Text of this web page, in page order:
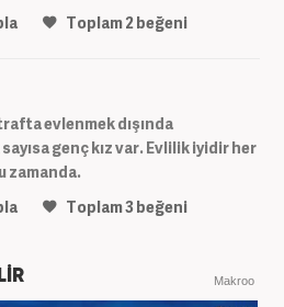
Toplam2 beğeni
evlenmek dışında
genç kız var. Evlilik iyidir her
zamanda.
Toplam3beğeni
Makroo